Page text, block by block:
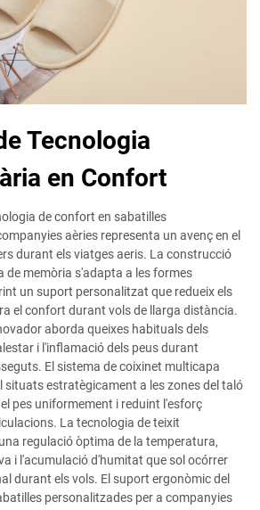
Tecnologia
en Confort
de confort en sabatilles
aèries representa un avenç en el
durant els viatges aeris. La construcció
de memòria s'adapta a les formes
un suport personalitzat que redueix els
el confort durant vols de llarga distància.
aborda queixes habituals dels
i l'inflamació dels peus durant
El sistema de coixinet multicapa
situats estratègicament a les zones del taló
pes uniformement i reduint l'esforç
La tecnologia de teixit
regulació òptima de la temperatura,
i l'acumulació d'humitat que sol ocórrer
durant els vols. El suport ergonòmic del
personalitzades per a companyies